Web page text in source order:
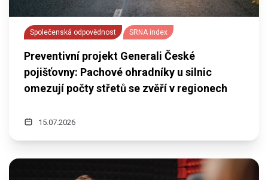
Společenská odpovědnost SRNA index
Preventivní projekt Generali České
pojišťovny: Pachové ohradníky u silnic
omezují počty střetů se zvěří v regionech
15.07.2026